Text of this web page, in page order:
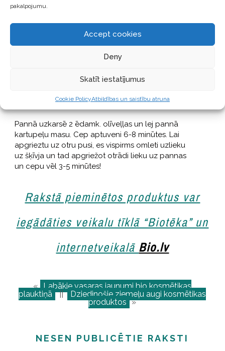
pakalpojumu.
Accept cookies
Deny
Skatīt iestatījumus
Cookie PolicyAtbildības un saistību atruna
pannā labi daudz olīveļļas un liek kartupeļu
olīveļļu, lai kartupeļi būtu gandrīz vai pārklāti ar to.
Cep tos kraukšķīgus un brūnus, aptuveni 20
minūtes!
un piparus, kārtīgi samaisi! Turpat pievieno ceptos
pastāvēt aptuveni 10-15 minūtes.
Pannā uzkarsē 2 ēdamk. olīveļļas un lej pannā
kartupeļu masu. Cep aptuveni 6-8 minūtes. Lai
apgrieztu uz otru pusi, es vispirms omleti uzlieku
uz šķīvja un tad apgriežot otrādi lieku uz pannas
un cepu vēl 3-5 minūtes!
Rakstā pieminētos produktus var
iegādāties veikalu tīklā “Biotēka” un
internetveikalā Bio.lv
« Labākie vasaras jaunumi bio kosmētikas
plauktiņā || Dziedinošie ziemeļu augi kosmētikas
produktos »
NESEN PUBLICĒTIE RAKSTI